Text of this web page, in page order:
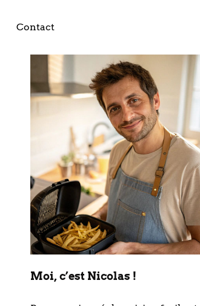
Contact
Moi, c’est Nicolas !